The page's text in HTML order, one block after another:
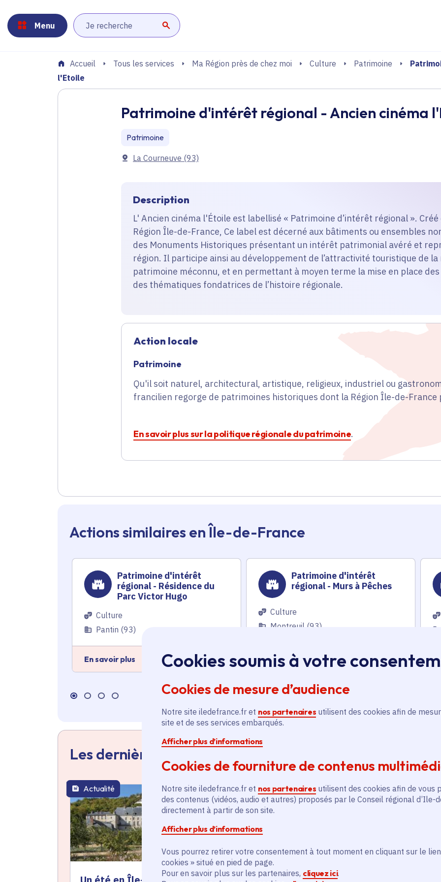
Cookies soumis à votre
Cookies de mesure d’audience
Notre site iledefrance.fr et nos partenaires utilisent des cookies afin de
site et de ses services embarqués.
Afficher plus d’informations
Cookies de fourniture de contenus
Notre site iledefrance.fr et nos partenaires utilisent des cookies afin de vous
des contenus (vidéos, audio et autres) proposés par le Conseil régional d’Ile-
directement à partir de son site.
Afficher plus d’informations
Vous pourrez retirer votre consentement à tout moment en cliquant sur le
cookies » situé en pied de page.
Pour en savoir plus sur les partenaires, cliquez ici.
Menu
Lancer la recherche
Accueil Tous les services Ma Région près de chez moi Culture Patrimoine
l'Etoile
Patrimoine d'intérêt régional - Ancien cinéma
Patrimoine
Communes
La Courneuve (93)
Description
L' Ancien cinéma l'Étoile est labellisé « Patrimoine d’intérêt régional ».
Région Île-de-France, Ce label est décerné aux bâtiments ou ensembles
des Monuments Historiques présentant un intérêt patrimonial avéré et
région. Il participe ainsi au développement de l’attractivité touristique de
patrimoine méconnu, et en permettant à moyen terme la mise en place
des thématiques fondatrices de l’histoire régionale.
Action locale
Patrimoine
Qu'il soit naturel, architectural, artistique, religieux, industriel ou
francilien regorge de patrimoines historiques dont la Région Île-de-France
En savoir plus sur la politique régionale du patrimoine.
Actions similaires en Île-de-France
Patrimoine d'intérêt
régional - Résidence du
Parc Victor Hugo
Culture
Pantin (93)
En savoir plus
Patrimoine d'intérêt
régional - Murs à Pêches
Culture
Montreuil (93)
En savoir plus
Les dernières actualités
thématique active
Actualité thématique active
Actualité